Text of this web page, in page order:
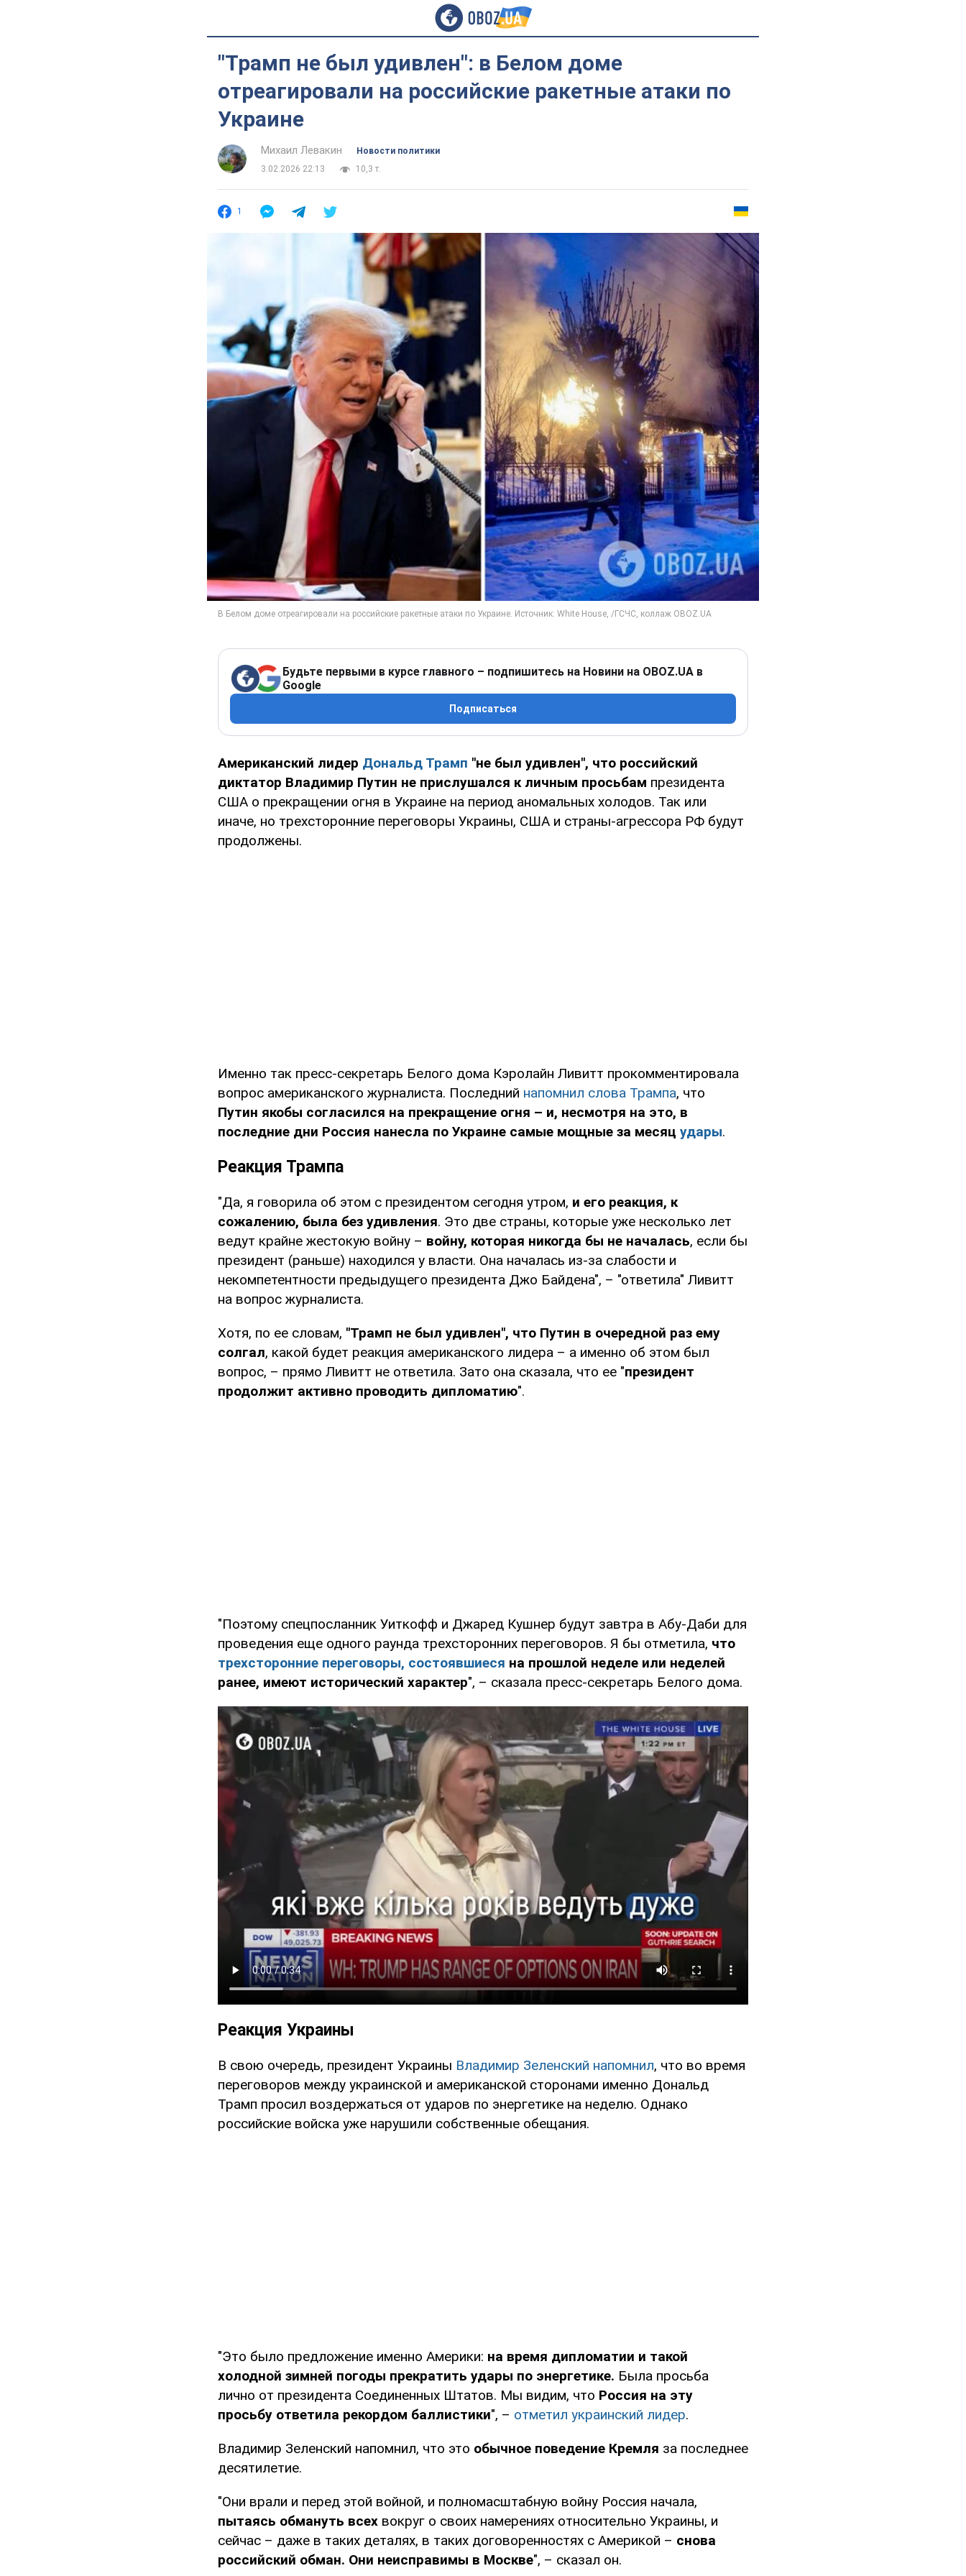
"Трамп не был удивлен": в Белом доме
отреагировали на российские ракетные атаки по
Украине
Михаил Левакин
Новости политики
3.02.2026 22:13
10,3 т.
1
Будьте первыми в курсе главного – подпишитесь на Новини на OBOZ.UA в
Google
Подписаться
Американский лидер Дональд Трамп "не был удивлен", что российский
диктатор Владимир Путин не прислушался к личным просьбам президента
США о прекращении огня в Украине на период аномальных холодов. Так или
иначе, но трехсторонние переговоры Украины, США и страны-агрессора РФ будут
продолжены.
Именно так пресс-секретарь Белого дома Кэролайн Ливитт прокомментировала
вопрос американского журналиста. Последний напомнил слова Трампа, что
Путин якобы согласился на прекращение огня – и, несмотря на это, в
последние дни Россия нанесла по Украине самые мощные за месяц удары.
Реакция Трампа
"Да, я говорила об этом с президентом сегодня утром, и его реакция, к
сожалению, была без удивления. Это две страны, которые уже несколько лет
ведут крайне жестокую войну – войну, которая никогда бы не началась, если бы
президент (раньше) находился у власти. Она началась из-за слабости и
некомпетентности предыдущего президента Джо Байдена", – "ответила" Ливитт
на вопрос журналиста.
Хотя, по ее словам, "Трамп не был удивлен", что Путин в очередной раз ему
солгал, какой будет реакция американского лидера – а именно об этом был
вопрос, – прямо Ливитт не ответила. Зато она сказала, что ее "президент
продолжит активно проводить дипломатию".
"Поэтому спецпосланник Уиткофф и Джаред Кушнер будут завтра в Абу-Даби для
проведения еще одного раунда трехсторонних переговоров. Я бы отметила, что
трехсторонние переговоры, состоявшиеся на прошлой неделе или неделей
ранее, имеют исторический характер", – сказала пресс-секретарь Белого дома.
Реакция Украины
В свою очередь, президент Украины Владимир Зеленский напомнил, что во время
переговоров между украинской и американской сторонами именно Дональд
Трамп просил воздержаться от ударов по энергетике на неделю. Однако
российские войска уже нарушили собственные обещания.
"Это было предложение именно Америки: на время дипломатии и такой
холодной зимней погоды прекратить удары по энергетике. Была просьба
лично от президента Соединенных Штатов. Мы видим, что Россия на эту
просьбу ответила рекордом баллистики", – отметил украинский лидер.
Владимир Зеленский напомнил, что это обычное поведение Кремля за последнее
десятилетие.
"Они врали и перед этой войной, и полномасштабную войну Россия начала,
пытаясь обмануть всех вокруг о своих намерениях относительно Украины, и
сейчас – даже в таких деталях, в таких договоренностях с Америкой – снова
российский обман. Они неисправимы в Москве", – сказал он.